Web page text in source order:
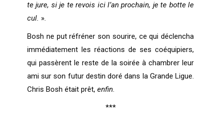
te jure, si je te revois ici l’an prochain, je te botte le
cul. ».
Bosh ne put réfréner son sourire, ce qui déclencha
immédiatement les réactions de ses coéquipiers,
qui passèrent le reste de la soirée à chambrer leur
ami sur son futur destin doré dans la Grande Ligue.
Chris Bosh était prêt, enfin.
***